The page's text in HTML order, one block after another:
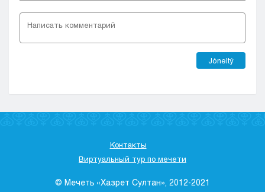
Jóneltý
Контакты
Виртуальный тур по мечети
© Мечеть «Хазрет Султан», 2012-2021